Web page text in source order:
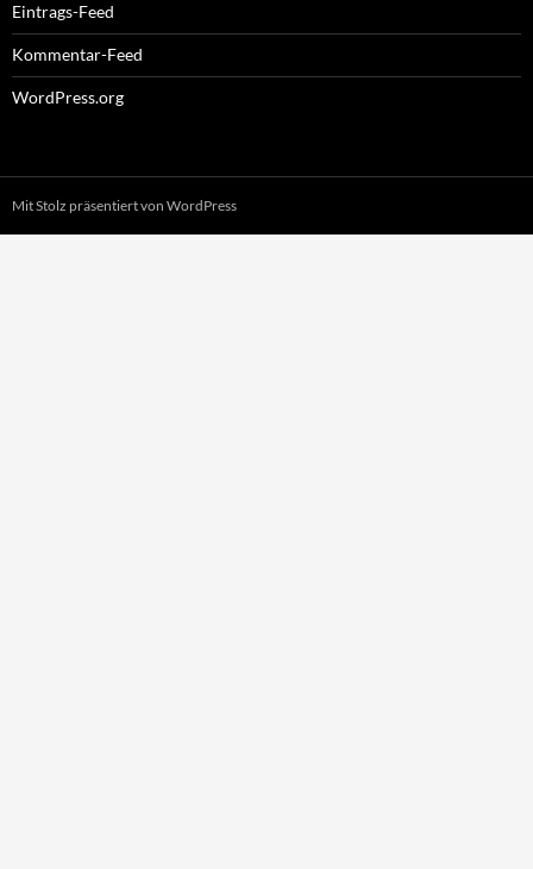
Eintrags-Feed
Kommentar-Feed
WordPress.org
Mit Stolz präsentiert von WordPress